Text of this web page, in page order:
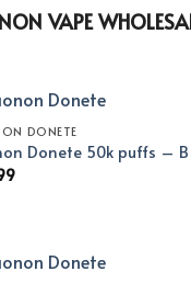
VAPE
DONETE
Donete 50k puffs – B